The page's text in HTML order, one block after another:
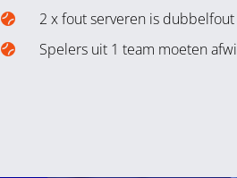
2 x fout serveren is
Spelers uit 1 team moeten